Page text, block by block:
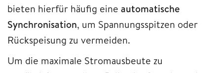
bieten hierfür häufig eine automatische
Synchronisation, um Spannungsspitzen oder
Rückspeisung zu vermeiden.
Um die maximale Stromausbeute zu